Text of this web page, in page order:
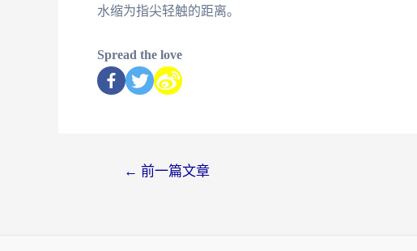
水缩为指尖轻触的距离。
Spread the love
← 前一篇文章